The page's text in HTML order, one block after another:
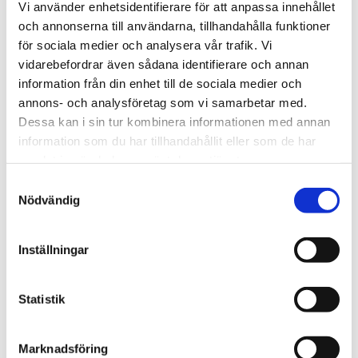
Vi använder enhetsidentifierare för att anpassa innehållet
och annonserna till användarna, tillhandahålla funktioner
för sociala medier och analysera vår trafik. Vi
vidarebefordrar även sådana identifierare och annan
information från din enhet till de sociala medier och
annons- och analysföretag som vi samarbetar med.
Dessa kan i sin tur kombinera informationen med annan
information som du har tillhandahållit eller som de har
Nödvändig
Inställningar
Statistik
Marknadsföring
Lerblock till duvor
Lersten 650 g med mineraler
till duvor. För matsmältning
och hälsa. Passar brevduvor,
rasduvor och andra fåglar.
Finns även i storpack 5+1.
Från 35kr
Fågelsele
Flygsele av aviatortyp som
möjliggör säker flygträning
utomhus. Ökar aktivitet,
kondition och självförtroende
hos papegojor och burfåglar.
Från 399kr
med Frukt
1,1KG
68 - Parakitblandning
Premium Utan solros
1,5KG
Lägg